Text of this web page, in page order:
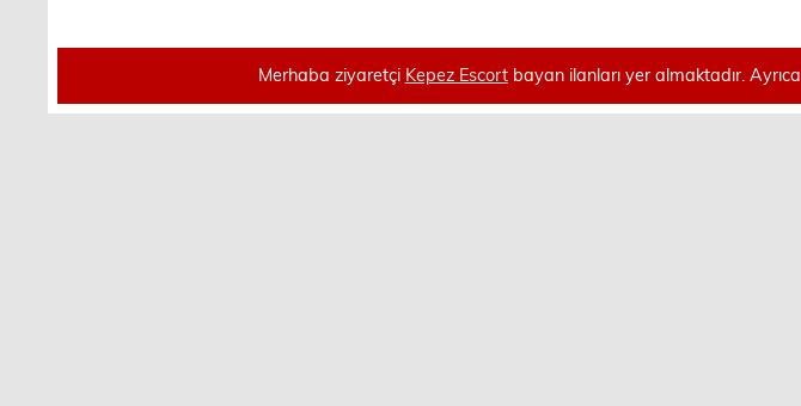
Merhaba ziyaretçi Kepez Escortbayan ilanları yer almaktadır. Ayrıca